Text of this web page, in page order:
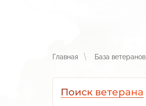
Главная База ветеранов
Поиск ветерана